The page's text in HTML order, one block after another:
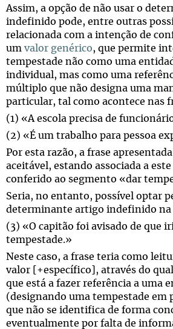
Assim, a opção de não usar o
indefinido pode, entre outras
relacionada com a intenção de
um valor genérico, que permite
tempestade não como uma
individual, mas como uma
múltiplo que não designa uma
particular, tal como acontece nas
(1) «A escola precisa de
(2) «É um trabalho para pessoa
Por esta razão, a frase
aceitável, estando associada a
conferido ao segmento «dar
Seria, no entanto, possível optar
determinante artigo indefinido na
(3) «O capitão foi avisado de que
tempestade.»
Neste caso, a frase teria como
valor [+específico], através do
que está a fazer referência a uma
(designando uma tempestade em
que não se identifica de forma
eventualmente por falta de